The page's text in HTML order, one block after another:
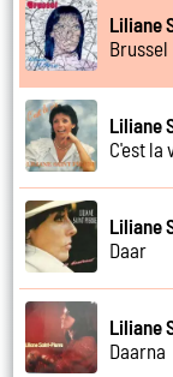
Liliane
Brussel
Liliane
C'est la
Liliane
Daar
Liliane
Daarna